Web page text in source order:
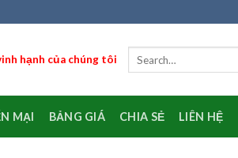
hạnh của chúng tôi
MẠI BẢNG GIÁ CHIA SẺ LIÊN HỆ